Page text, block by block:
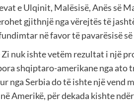
e Ulqinit, Malësisë, Anës së
gjithnjë nga vërejtës të
në favor të pavarësisë
nuk ishte vetëm rezultat i një
shqiptaro-amerikane nga ato
nga Serbia do të ishte një vend
Amerikë, për dekada kishte